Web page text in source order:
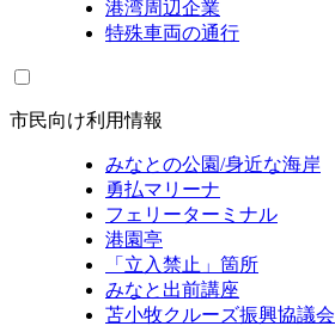
港湾周辺企業
特殊車両の通行
市民向け利用情報
みなとの公園/身近な海岸
勇払マリーナ
フェリーターミナル
港園亭
「立入禁止」箇所
みなと出前講座
苫小牧クルーズ振興協議会